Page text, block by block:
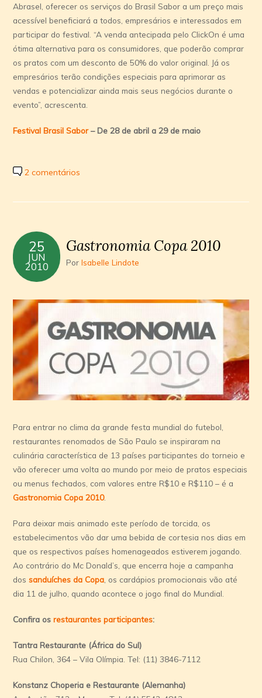
Abrasel, oferecer os serviços do Brasil Sabor a um preço mais
acessível beneficiará a todos, empresários e interessados em
participar do festival. “A venda antecipada pelo ClickOn é uma
ótima alternativa para os consumidores, que poderão comprar
os pratos com um desconto de 50% do valor original. Já os
empresários terão condições especiais para aprimorar as
vendas e potencializar ainda mais seus negócios durante o
evento”, acrescenta.
Festival Brasil Sabor – De 28 de abril a 29 de maio
2 comentários
25
JUN
2010
Gastronomia Copa 2010
PorIsabelle Lindote
Para entrar no clima da grande festa mundial do futebol,
restaurantes renomados de São Paulo se inspiraram na
culinária característica de 13 países participantes do torneio e
vão oferecer uma volta ao mundo por meio de pratos especiais
ou menus fechados, com valores entre R$10 e R$110 – é a
Gastronomia Copa 2010.
Para deixar mais animado este período de torcida, os
estabelecimentos vão dar uma bebida de cortesia nos dias em
que os respectivos países homenageados estiverem jogando.
Ao contrário do Mc Donald’s, que encerra hoje a campanha
dossanduíches da Copa , os cardápios promocionais vão até
dia 11 de julho, quando acontece o jogo final do Mundial.
Confira osrestaurantes participantes:
Tantra Restaurante (África do Sul)
Rua Chilon, 364 – Vila Olímpia. Tel: (11) 3846-7112
Konstanz Choperia e Restaurante (Alemanha)